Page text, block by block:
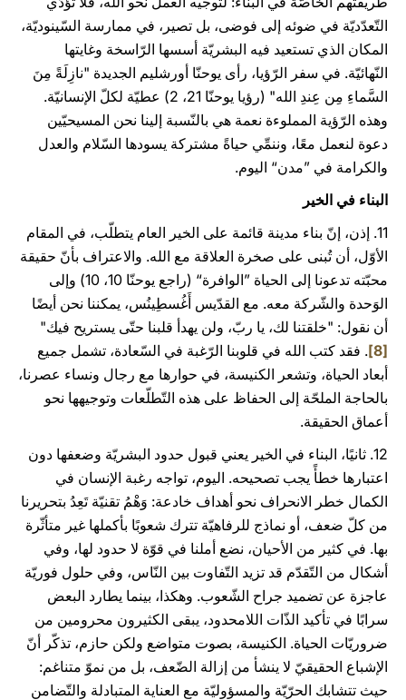
التّعدّديّة في ضوئه إلى فوضى، بل تصير، في ممارسة السّينوديّة،
المكان الذي تستعيد فيه البشريّة أسسها الرّاسخة وغايتها
النّهائيّة. في سفر الرّؤيا، رأى يوحنّا أورشليم الجديدة "نازِلَةً مِنَ
السَّماءِ مِن عِندِ الله" (رؤيا يوحنّا 21، 2) عطيّة لكلّ الإنسانيّة.
وهذه الرّؤية المملوءة نعمة هي بالنّسبة إلينا نحن المسيحيّين
دعوة لنعمل معًا، وننمِّي حياةً مشتركة يسودها السّلام والعدل
والكرامة في ”مدن“ اليوم.
البناء في الخير
11. إذن، إنّ بناء مدينة قائمة على الخير العام يتطلّب، في المقام
الأوّل، أن تُبنى على صخرة العلاقة مع الله. والاعتراف بأنّ حقيقة
محبّته تدعونا إلى الحياة ”الوافرة“ (راجع يوحنّا 10، 10) وإلى
الوَحدة والشّركة معه. مع القدّيس أَغُسطِينُس، يمكننا نحن أيضًا
أن نقول: "خلقتنا لك، يا ربّ، ولن يهدأ قلبنا حتّى يستريح فيك"
[8]
. فقد كتب الله في قلوبنا الرّغبة في السّعادة، تشمل جميع
أبعاد الحياة، وتشعر الكنيسة، في حوارها مع رجال ونساء عصرنا،
بالحاجة الملحّة إلى الحفاظ على هذه التّطلّعات وتوجيهها نحو
أعماق الحقيقة.
12. ثانيًا، البناء في الخير يعني قبول حدود البشريّة وضعفها دون
اعتبارها خطأً يجب تصحيحه. اليوم، تواجه رغبة الإنسان في
الكمال خطر الانحراف نحو أهداف خادعة: وَهْمُ تقنيّة تَعِدُ بتحريرنا
من كلّ ضعف، أو نماذج للرفاهيّة تترك شعوبًا بأكملها غير متأثّرة
بها. في كثير من الأحيان، نضع أملنا في قوّة لا حدود لها، وفي
أشكال من التّقدّم قد تزيد التّفاوت بين النّاس، وفي حلول فوريّة
عاجزة عن تضميد جراح الشّعوب. وهكذا، بينما يطارد البعض
سرابًا في تأكيد الذّات اللامحدود، يبقى الكثيرون محرومين من
ضروريّات الحياة. الكنيسة، بصوت متواضع ولكن حازم، تذكّر أنّ
الإشباع الحقيقيّ لا ينشأ من إزالة الضّعف، بل من نموّ متناغم:
حيث تتشابك الحرّيّة والمسؤوليّة مع العناية المتبادلة والتّضامن